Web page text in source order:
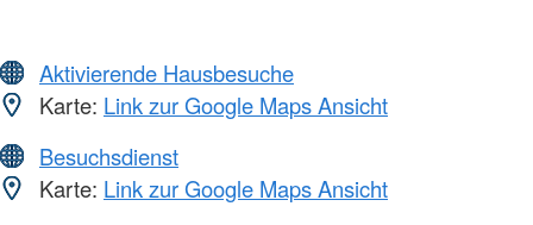
Aktivierende Hausbesuche
Karte: Link zur Google Maps Ansicht
Besuchsdienst
Karte: Link zur Google Maps Ansicht